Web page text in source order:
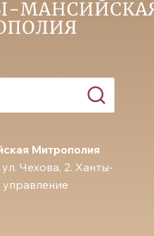
Митрополия
Чехова, 2. Ханты-